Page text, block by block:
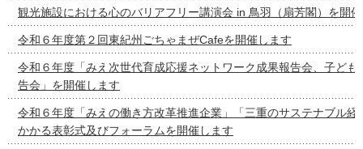
観光施設における心のバリアフリー講演会 in 鳥羽（扇芳閣）を開
令和６年度第２回東紀州ごちゃまぜCafeを開催します
令和６年度「みえ次世代育成応援ネットワーク成果報告会、子ども
告会」を開催します
令和６年度「みえの働き方改革推進企業」「三重のサステナブル経
かかる表彰式及びフォーラムを開催します